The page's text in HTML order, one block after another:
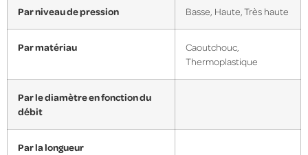
Par niveau de pression Basse, Haute, Très haute
Par matériau
Caoutchouc,
Thermoplastique
Par le diamètre en fonction du
débit
Par la longueur